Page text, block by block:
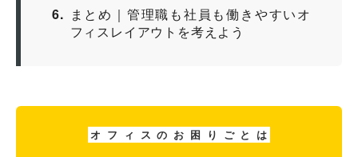
6
まとめ｜管理職も社員も働きやすいオ
フィスレイアウトを考えよう
オ フ ィ ス の お 困 り ご と は